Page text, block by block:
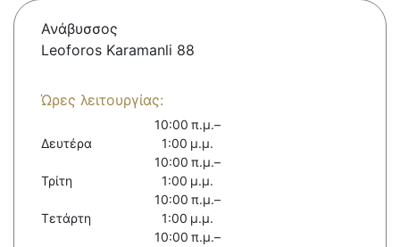
Ανάβυσσος
Leoforos Karamanli 88
Ώρες λειτουργίας:
Δευτέρα
10:00 π.μ.–
1:00 μ.μ.
Τρίτη
10:00 π.μ.–
1:00 μ.μ.
Τετάρτη
10:00 π.μ.–
1:00 μ.μ.
10:00 π.μ.–